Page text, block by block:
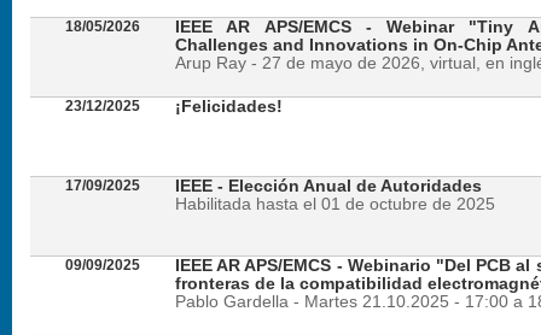
18/05/2026
IEEE AR APS/EMCS - Webinar "Tiny
Challenges and Innovations in On-Chip
Arup Ray - 27 de mayo de 2026, virtual, en
23/12/2025 ¡Felicidades!
17/09/2025
IEEE - Elección Anual de Autoridades
Habilitada hasta el 01 de octubre de 2025
09/09/2025
IEEE AR APS/EMCS - Webinario "Del PCB
fronteras de la compatibilidad
Pablo Gardella - Martes 21.10.2025 - 17:00 a